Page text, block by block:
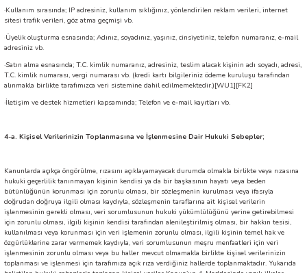
·Kullanım sırasında; IP adresiniz, kullanım sıklığınız, yönlendirilen reklam verileri, internet
sitesi trafik verileri, göz atma geçmişi vb.
·Üyelik oluşturma esnasında; Adınız, soyadınız, yaşınız, cinsiyetiniz, telefon numaranız, e-mail
adresiniz vb.
·Satın alma esnasında; T.C. kimlik numaranız, adresiniz, teslim alacak kişinin adı soyadı, adresi,
T.C. kimlik numarası, vergi numarası vb. (kredi kartı bilgileriniz ödeme kuruluşu tarafından
alınmakla birlikte tarafımızca veri sistemine dahil edilmemektedir.)[WU1][FK2]
·İletişim ve destek hizmetleri kapsamında; Telefon ve e-mail kayıtları vb.
4-a. Kişisel Verilerinizin Toplanmasına ve İşlenmesine Dair Hukuki Sebepler;
Kanunlarda açıkça öngörülme, rızasını açıklayamayacak durumda olmakla birlikte veya rızasına
hukuki geçerlilik tanınmayan kişinin kendisi ya da bir başkasının hayatı veya beden
bütünlüğünün korunması için zorunlu olması, bir sözleşmenin kurulması veya ifasıyla
doğrudan doğruya ilgili olması kaydıyla, sözleşmenin taraflarına ait kişisel verilerin
işlenmesinin gerekli olması, veri sorumlusunun hukuki yükümlülüğünü yerine getirebilmesi
için zorunlu olması, ilgili kişinin kendisi tarafından alenileştirilmiş olması, bir hakkın tesisi,
kullanılması veya korunması için veri işlemenin zorunlu olması, ilgili kişinin temel hak ve
özgürlüklerine zarar vermemek kaydıyla, veri sorumlusunun meşru menfaatleri için veri
işlenmesinin zorunlu olması veya bu haller mevcut olmamakla birlikte kişisel verilerinizin
toplanması ve işlenmesi için tarafımıza açık rıza verdiğiniz hallerde toplanmaktadır. Yukarıda